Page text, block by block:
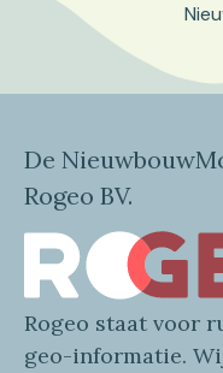
De
Rogeo BV.
Rogeo staat voor
geo-informatie.